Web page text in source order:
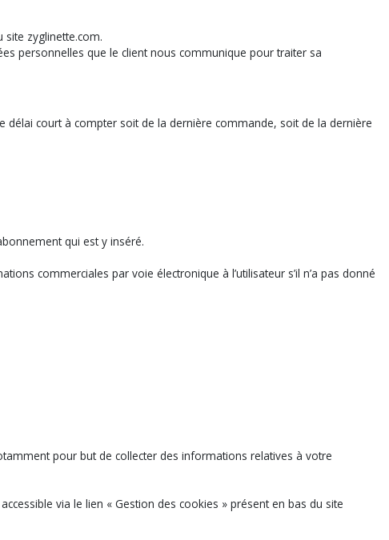
zyglinette.com.
personnelles que le client nous communique pour traiter sa
délai court à compter soit de la dernière commande, soit de la dernière
qui est y inséré.
commerciales par voie électronique à l’utilisateur s’il n’a pas donné
pour but de collecter des informations relatives à votre
via le lien « Gestion des cookies » présent en bas du site